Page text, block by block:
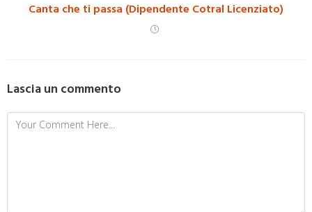
Canta che ti passa (Dipendente Cotral Licenziato)
Lascia un commento